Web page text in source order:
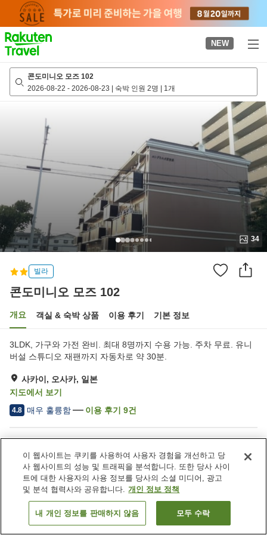
page
NEW
콘도미니오 모즈 102
2026-08-22 - 2026-08-23 | 숙박 인원 2명 | 1개
34
빌라
콘도미니오 모즈 102
개요 객실 & 숙박 상품 이용 후기 기본 정보
3LDK, 가구와 가전 완비. 최대 8명까지 수용 가능. 주차 무료. 유니
버설 스튜디오 재팬까지 자동차로 약 30분.
사카이, 오사카, 일본
지도에서 보기
4.8 매우 훌륭함 이용 후기 9건
주차장
일본 오사카 사카이 콘도미니오 모즈 102
객실 보기
이 웹사이트는 쿠키를 사용하여 사용자 경험을 개선하고 당
사 웹사이트의 성능 및 트래픽을 분석합니다. 또한 당사 사이
트에 대한 사용자의 사용 정보를 당사의 소셜 미디어, 광고
및 분석 협력사와 공유합니다. 개인 정보 정책
내 개인 정보를 판매하지 않음 모두 수락